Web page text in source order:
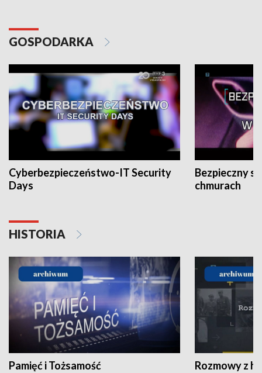
GOSPODARKA
Cyberbezpieczeństwo-IT Security
Days
Bezpieczny
chmurach
HISTORIA
Pamięć i Tożsamość Rozmowy z